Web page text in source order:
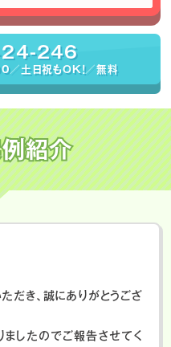
246
土日祝もOK！／無料
紹介
だき、誠にありがとうござ
したのでご報告させてく